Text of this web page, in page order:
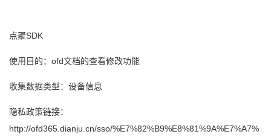
点聚SDK
使用目的：ofd文档的查看修改功能
收集数据类型：设备信息
隐私政策链接：
http://ofd365.dianju.cn/sso/%E7%82%B9%E8%81%9A%E7%A7%